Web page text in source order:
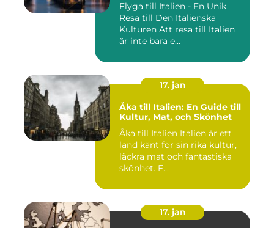
Flyga till Italien - En Unik
Resa till Den Italienska
Kulturen Att resa till Italien
är inte bara e...
17. jan
Åka till Italien: En Guide till
Kultur, Mat, och Skönhet
Åka till Italien Italien är ett
land känt för sin rika kultur,
läckra mat och fantastiska
skönhet. F...
17. jan